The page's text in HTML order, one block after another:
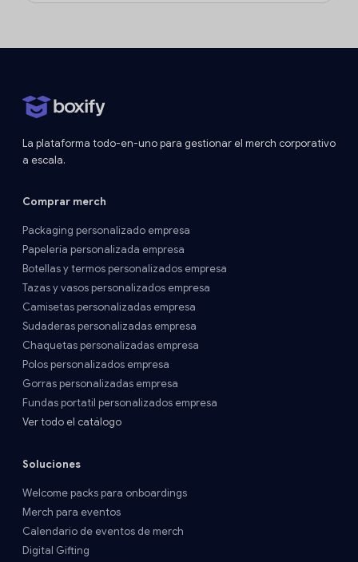
La plataforma todo-en-uno para gestionar el merch corporativo
a escala.
Comprar merch
Packaging personalizado empresa
Papelería personalizada empresa
Botellas y termos personalizados empresa
Tazas y vasos personalizados empresa
Camisetas personalizadas empresa
Sudaderas personalizadas empresa
Chaquetas personalizadas empresa
Polos personalizados empresa
Gorras personalizadas empresa
Fundas portatil personalizados empresa
Ver todo el catálogo
Soluciones
Welcome packs para onboardings
Merch para eventos
Calendario de eventos de merch
Digital Gifting